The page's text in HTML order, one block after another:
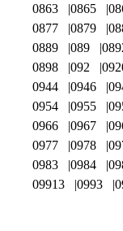
0863
0865
0877
0879
0889
089
0898
092
0944
0946
0954
0955
0966
0967
0977
0978
0983
0984
09913
0993